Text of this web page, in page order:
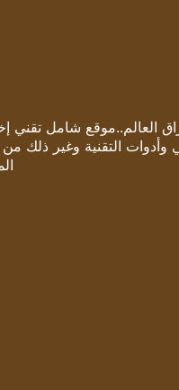
العالم..موقع شامل تقني
وأدوات التقنية وغير ذلك